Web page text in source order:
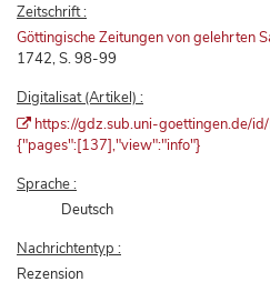
Zeitschrift :
Göttingische Zeitungen von gelehrten
1742, S. 98-99
Digitalisat (Artikel) :
https://gdz.sub.uni-goettingen.de/
{"pages":[137],"view":"info"}
Sprache :
Deutsch
Nachrichtentyp :
Rezension